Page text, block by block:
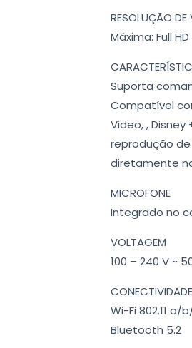
RESOLUÇÃO DE
Máxima: Full HD
Suporta
Compatível
Video, ,
reprodução
diretamente
MICROFONE
Integrado no
VOLTAGEM
100 – 240 V ~
Wi-Fi 802.11
Bluetooth 5.2